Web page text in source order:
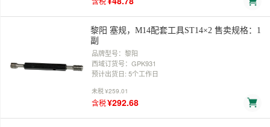
黎阳 塞规，M14配套工具ST14×2 售卖规格：1
副
品牌型号：黎阳
西域订货号：GPK931
预计出货日: 5个工作日
未税¥259.01
含税¥292.68